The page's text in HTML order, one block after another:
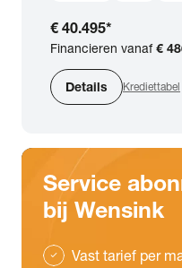
€ 40.495*
Financieren vanaf€
Details Krediettabel
Service
bij Wensink
check Vast tarief per